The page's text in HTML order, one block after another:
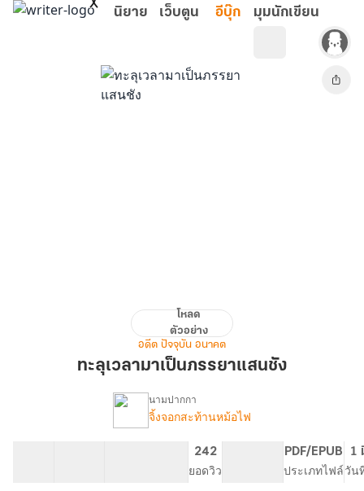
ข้ามไปยังเนื้อหาหลักนิยาย เว็บตูน อีบุ๊ก มุมนักเขียน
มา
เป็น
ภรรยา
โหลด
ตัวอย่าง
อดีต ปัจจุบัน อนาคต
ทะลุเวลามาเป็นภรรยาแสนชัง
เรื่อง[END]ทะลุ
มา
เป็น
ภรรยา
นามปากกา
จิ้งจอกสะท้านหม้อไฟ
242
ยอดวิว
PDF/EPUB
ประเภทไฟล์
1
วัน